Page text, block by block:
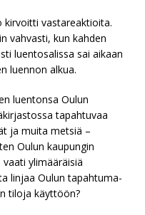
kirvoitti vastareaktioita.
vahvasti, kun kahden
luentosalissa sai aikaan
luennon alkua.
luentonsa Oulun
tapahtuvaa
ja muita metsiä –
Oulun kaupungin
ylimääräisiä
linjaa Oulun tapahtuma-
tiloja käyttöön?